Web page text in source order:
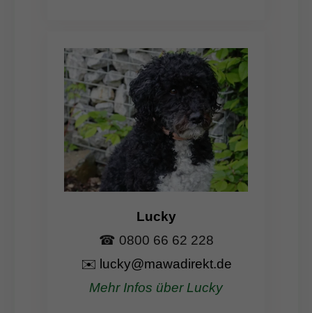
Lucky
☎ 0800 66 62 228
✉️ lucky@mawadirekt.de
Mehr Infos über Lucky